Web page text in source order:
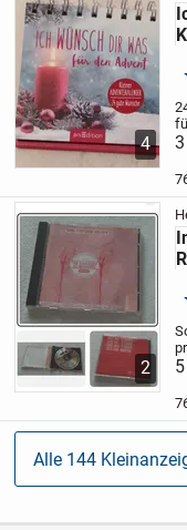
4
2
Alle 144